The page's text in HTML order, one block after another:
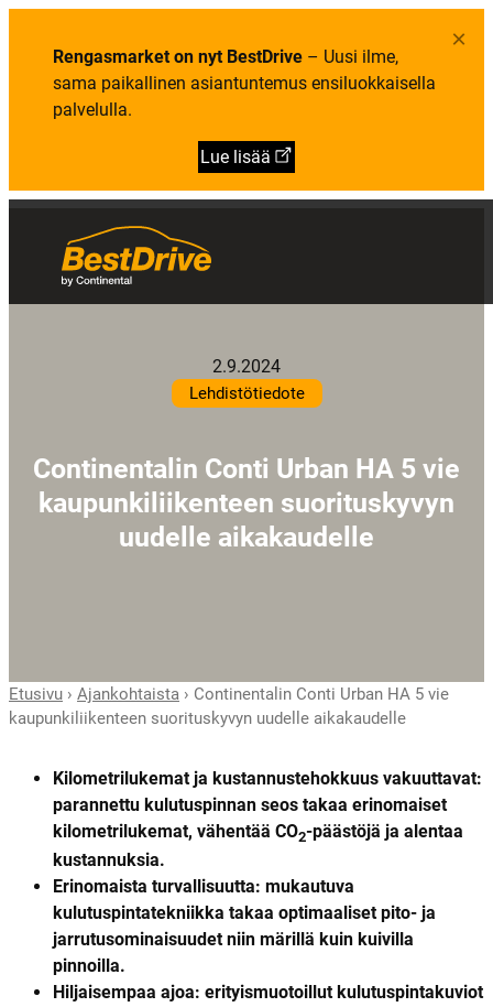
Rengasmarket on nyt BestDrive – Uusi ilme,
sama paikallinen asiantuntemus ensiluokkaisella
palvelulla.
Lue lisää
×
2.9.2024
Lehdistötiedote
Continentalin Conti Urban HA 5 vie
kaupunkiliikenteen suorituskyvyn
uudelle aikakaudelle
Etusivu › Ajankohtaista › Continentalin Conti Urban HA 5 vie
kaupunkiliikenteen suorituskyvyn uudelle aikakaudelle
Kilometrilukemat ja kustannustehokkuus vakuuttavat:
parannettu kulutuspinnan seos takaa erinomaiset
kilometrilukemat, vähentää CO2-päästöjä ja alentaa
kustannuksia.
Erinomaista turvallisuutta: mukautuva
kulutuspintatekniikka takaa optimaaliset pito- ja
jarrutusominaisuudet niin märillä kuin kuivilla
pinnoilla.
Hiljaisempaa ajoa: erityismuotoillut kulutuspintakuviot